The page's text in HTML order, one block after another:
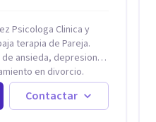
y
terapia de Pareja.
ansieda, depresion,
Conductual. Con 20
areas de la
Contactar